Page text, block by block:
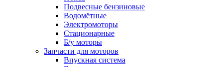
Подвесные бензиновые
Водомётные
Электромоторы
Стационарные
Б/у моторы
Запчасти для моторов
Впускная система